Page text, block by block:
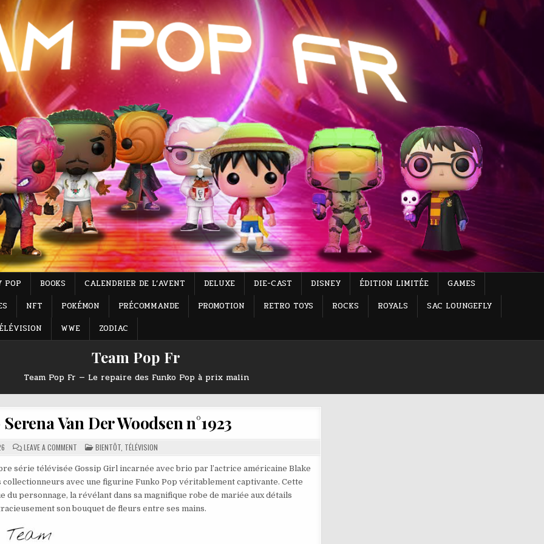
POP BOOKS CALENDRIER DE L’AVENT DELUXE DIE-CAST DISNEY ÉDITION LIMITÉE
GAMES
NFT POKÉMON PRÉCOMMANDE PROMOTION RETRO TOYS ROCKS ROYALS
SAC LOUNGEFLY
WWE ZODIAC
Team Pop Fr
Team Pop Fr — Le repaire des Funko Pop à prix malin
Van Der Woodsen n°1923
LEAVE A COMMENTON
FUNKO
GOSSIP
–
SERENA
VAN
DER
WOODSEN
POSTED
IN
BIENTÔT, TÉLÉVISION
série télévisée Gossip Girl incarnée avec brio par l’actrice américaine Blake
avec une figurine Funko Pop véritablement captivante. Cette
personnage, la révélant dans sa magnifique robe de mariée aux détails
son bouquet de fleurs entre ses mains.